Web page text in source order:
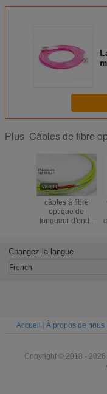
Plus Câbles de fibre
câbles à fibre
optique de
longueur d'onde
Changez la langue
French
Accueil À propos de nous
Copyright © 2018 -